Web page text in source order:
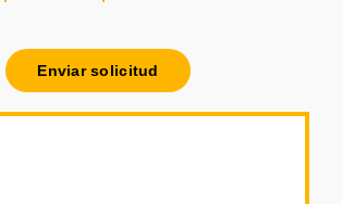
Enviar solicitud